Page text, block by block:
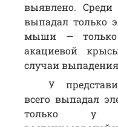
выявлено.
выпадал только
мыши — только
акациевой
случаи
У
всего выпадал
только у